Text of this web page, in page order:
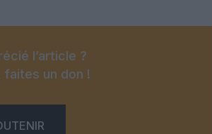
l’article ?
faites un don !